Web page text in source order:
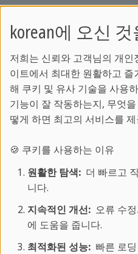
더 알아보기:
어학 프로그램 안내
스프락카페에 대하여
학교별 코스 및 가격
고객 서비스:
온라인 문의
문의처
FAQ
korean에 오신
저희는 신뢰와 고객님의 개
이트에서 최대한 원활하고
해 쿠키 및 유사 기술을 사용
기능이 잘 작동하는지, 무엇
떻게 하면 최고의 서비스를
🍪 쿠키를 사용하는 이유
원활한 탐색:더 빠르고
니다.
지속적인 개선:오류 수정
에 도움을 줍니다.
최적화된 성능:빠른 로딩